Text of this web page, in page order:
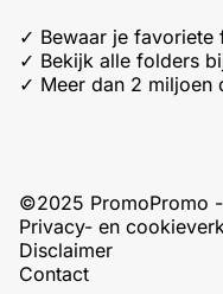
✓ Bewaar je favoriete
✓ Bekijk alle folders
✓ Meer dan 2 miljoen
©2025 PromoPromo
Privacy- en
Disclaimer
Contact